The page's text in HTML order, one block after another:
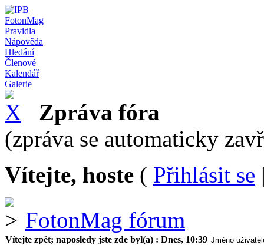
FotonMag
Pravidla
Nápověda
Hledání
Členové
Kalendář
Galerie
Zpráva fóra
(zpráva se automaticky
Vítejte, hoste ( Přihlásit se
FotonMag fórum
Vítejte zpět; naposledy jste zde byl(a) : Dnes, 10:39